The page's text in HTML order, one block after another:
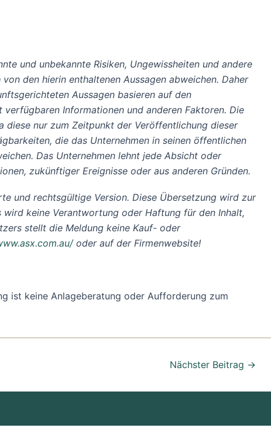
und unbekannte Risiken, Ungewissheiten und andere
den hierin enthaltenen Aussagen abweichen. Daher
Aussagen basieren auf den
Informationen und anderen Faktoren. Die
diese nur zum Zeitpunkt der Veröffentlichung dieser
die das Unternehmen in seinen öffentlichen
Das Unternehmen lehnt jede Absicht oder
zukünftiger Ereignisse oder aus anderen Gründen.
und rechtsgültige Version. Diese Übersetzung wird zur
keine Verantwortung oder Haftung für den Inhalt,
stellt die Meldung keine Kauf- oder
oder auf der Firmenwebsite!
ist keine Anlageberatung oder Aufforderung zum
Nächster Beitrag →